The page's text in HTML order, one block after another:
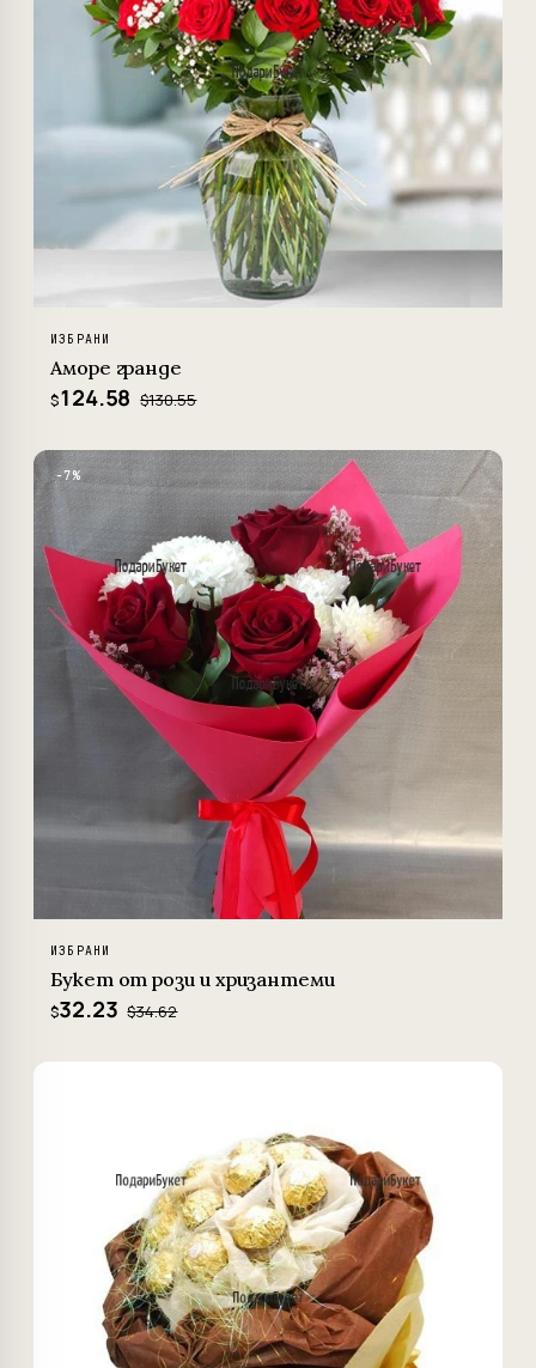
ИЗБРАНИ
Аморе гранде
$124.58 $130.55
−7%
ИЗБРАНИ
Букет от рози и хризантеми
$32.23 $34.62